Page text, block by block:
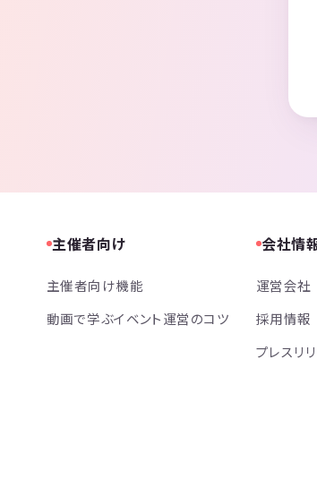
主催者向け
主催者向け機能
動画で学ぶイベント運営のコツ
会社情
運営会社
採用情報
プレスリ